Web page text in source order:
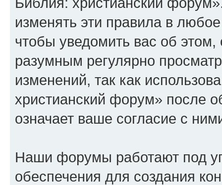
изменять эти правила в
чтобы уведомить вас об
разумным регулярно
изменений, так как
христианский форум» после
означает ваше согласие с
Наши форумы работают под
обеспечения для создания